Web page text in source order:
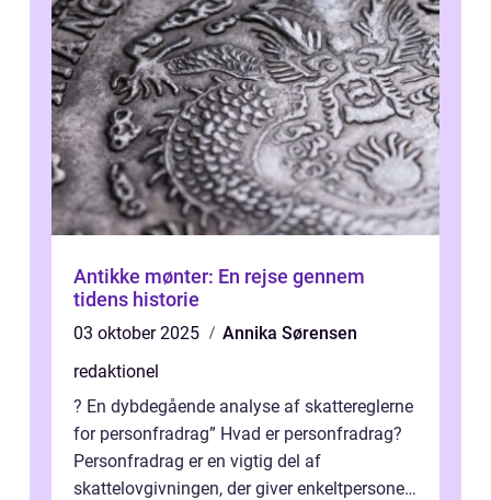
Antikke mønter: En rejse gennem
tidens historie
03 oktober 2025
Annika Sørensen
redaktionel
? En dybdegående analyse af skattereglerne
for personfradrag” Hvad er personfradrag?
Personfradrag er en vigtig del af
skattelovgivningen, der giver enkeltpersoner